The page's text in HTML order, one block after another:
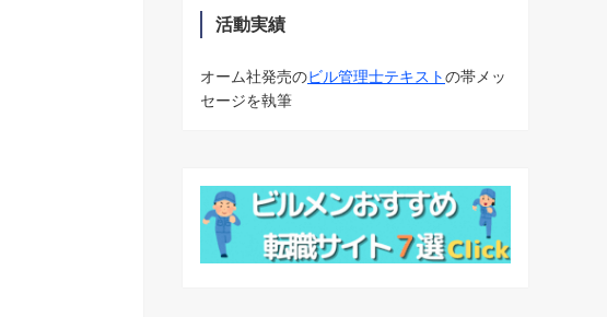
活動実績
オーム社発売のビル管理士テキストの帯メッ
セージを執筆